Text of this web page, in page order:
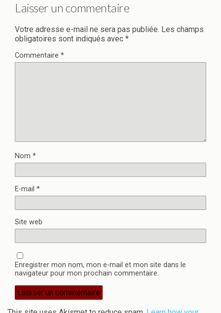
Laisser un commentaire
Votre adresse e-mail ne sera pas publiée. Les champs
obligatoires sont indiqués avec *
Commentaire *
Nom *
E-mail *
Site web
Enregistrer mon nom, mon e-mail et mon site dans le
navigateur pour mon prochain commentaire.